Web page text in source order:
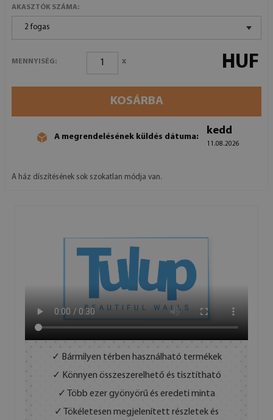
AKASZTÓK SZÁMA:
2 fogas
MENNYISÉG: x HUF
KOSÁRBA
A megrendelésének küldés dátuma:
kedd
11.08.2026
A ház díszítésének sok szokatlan módja van.
✓ Bármilyen térben használható termékek
✓ Könnyen összeszerelhető és tisztítható
✓ Több ezer gyönyörű és eredeti minta
✓ Tökéletesen megjelenített részletek és